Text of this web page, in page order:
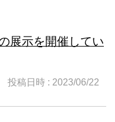
展示を開催してい
投稿日時 : 2023/06/22